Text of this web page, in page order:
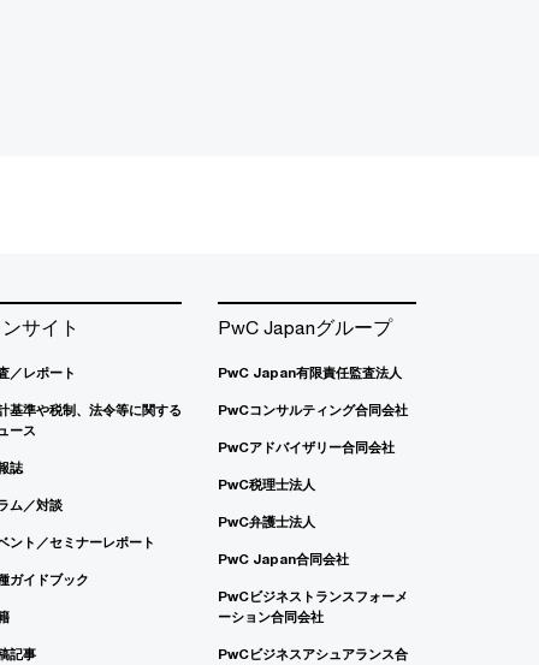
サイト
／レポート
基準や税制、法令等に関する
ース
誌
ム／対談
ント／セミナーレポート
ガイドブック
記事
PwC Japanグループ
PwC Japan有限責任監査法人
PwCコンサルティング合同会社
PwCアドバイザリー合同会社
PwC税理士法人
PwC弁護士法人
PwC Japan合同会社
PwCビジネストランスフォーメ
ーション合同会社
PwCビジネスアシュアランス合